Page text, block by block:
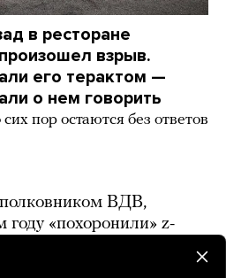
в ресторане
взрыв.
его терактом —
о нем говорить
пор остаются без ответов
ВДВ,
году «похоронили» z-